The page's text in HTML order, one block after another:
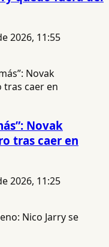
2026, 11:55
Novak
tras caer en
2026, 11:25